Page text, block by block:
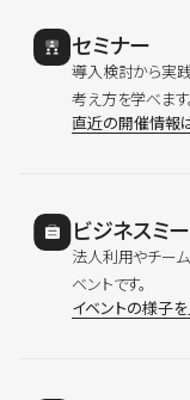
セミナー
導入検討から実
考え方を学べます
直近の開催情報
ビジネスミ
法人利用やチー
ベントです。
イベントの様子を